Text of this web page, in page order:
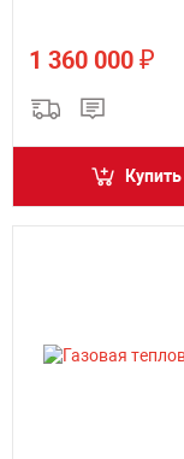
1 360 000 ₽
Купить